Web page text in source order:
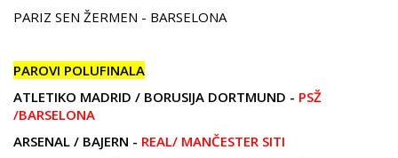
PARIZ SEN ŽERMEN - BARSELONA
PAROVI POLUFINALA
ATLETIKO MADRID / BORUSIJA DORTMUND - PSŽ
/BARSELONA
ARSENAL / BAJERN - REAL/ MANČESTER SITI